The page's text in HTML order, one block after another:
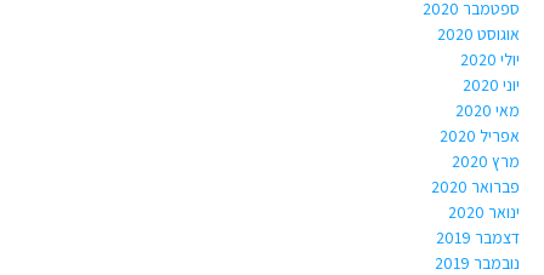
ספטמבר 2020
אוגוסט 2020
יולי 2020
יוני 2020
מאי 2020
אפריל 2020
מרץ 2020
פברואר 2020
ינואר 2020
דצמבר 2019
נובמבר 2019